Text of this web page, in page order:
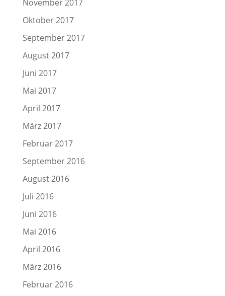
November 2017
Oktober 2017
September 2017
August 2017
Juni 2017
Mai 2017
April 2017
März 2017
Februar 2017
September 2016
August 2016
Juli 2016
Juni 2016
Mai 2016
April 2016
März 2016
Februar 2016